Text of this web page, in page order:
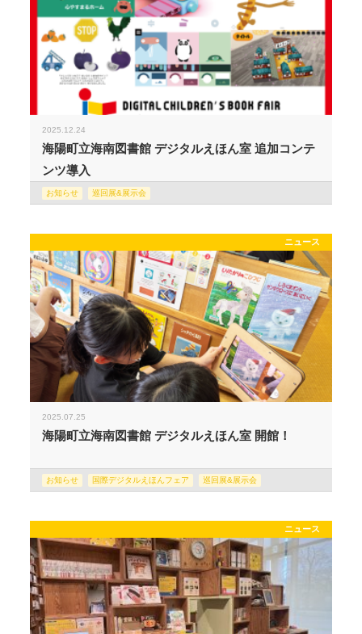
2025.12.24
海陽町立海南図書館 デジタルえほん室 追加コンテ
ンツ導入
お知らせ 巡回展&展示会
ニュース
2025.07.25
海陽町立海南図書館 デジタルえほん室 開館！
お知らせ 国際デジタルえほんフェア 巡回展&展示会
ニュース